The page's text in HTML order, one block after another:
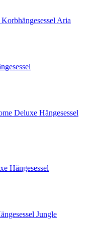
Aria
Deluxe Hängesessel
Hängesessel
Jungle